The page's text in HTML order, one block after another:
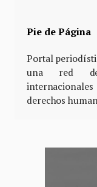
Pie de Página
Portal
una red de
derechos